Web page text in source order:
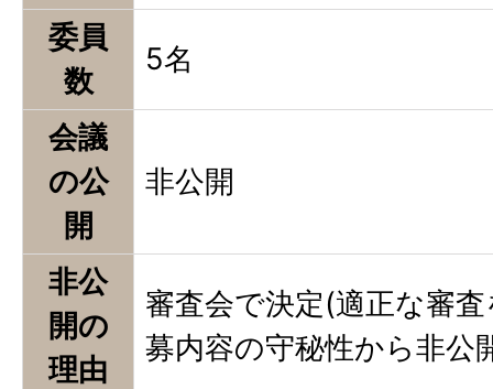
委員
数
5名
会議
の公
開
非公開
非公
開の
理由
審査会で決定(適正な審
募内容の守秘性から非公